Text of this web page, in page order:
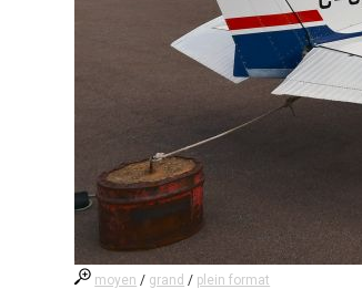
moyen / grand / plein format